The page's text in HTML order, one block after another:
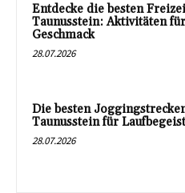
Entdecke die besten
Taunusstein: Aktivitäten
Geschmack
28.07.2026
Die besten
Taunusstein für
28.07.2026